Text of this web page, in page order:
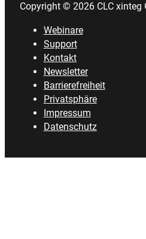
Copyright © 2026 CLC xinteg
Webinare
Support
Kontakt
Newsletter
Barrierefreiheit
Privatsphäre
Impressum
Datenschutz